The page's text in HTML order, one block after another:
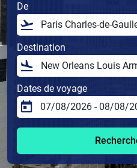
De
Destination
Dates de voyage